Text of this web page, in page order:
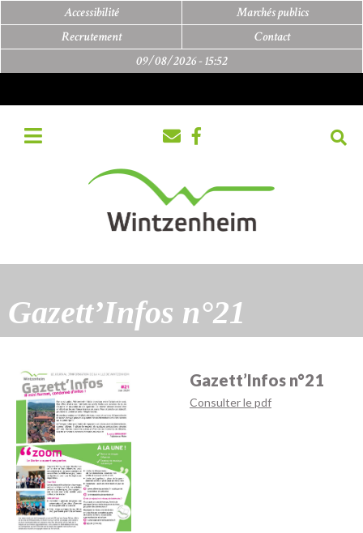
Accessibilité
Marchés publics
Recrutement
Contact
09/08/2026 -15:52
Gazett’Infos n°21
Gazett’Infos n°21
Consulter le pdf